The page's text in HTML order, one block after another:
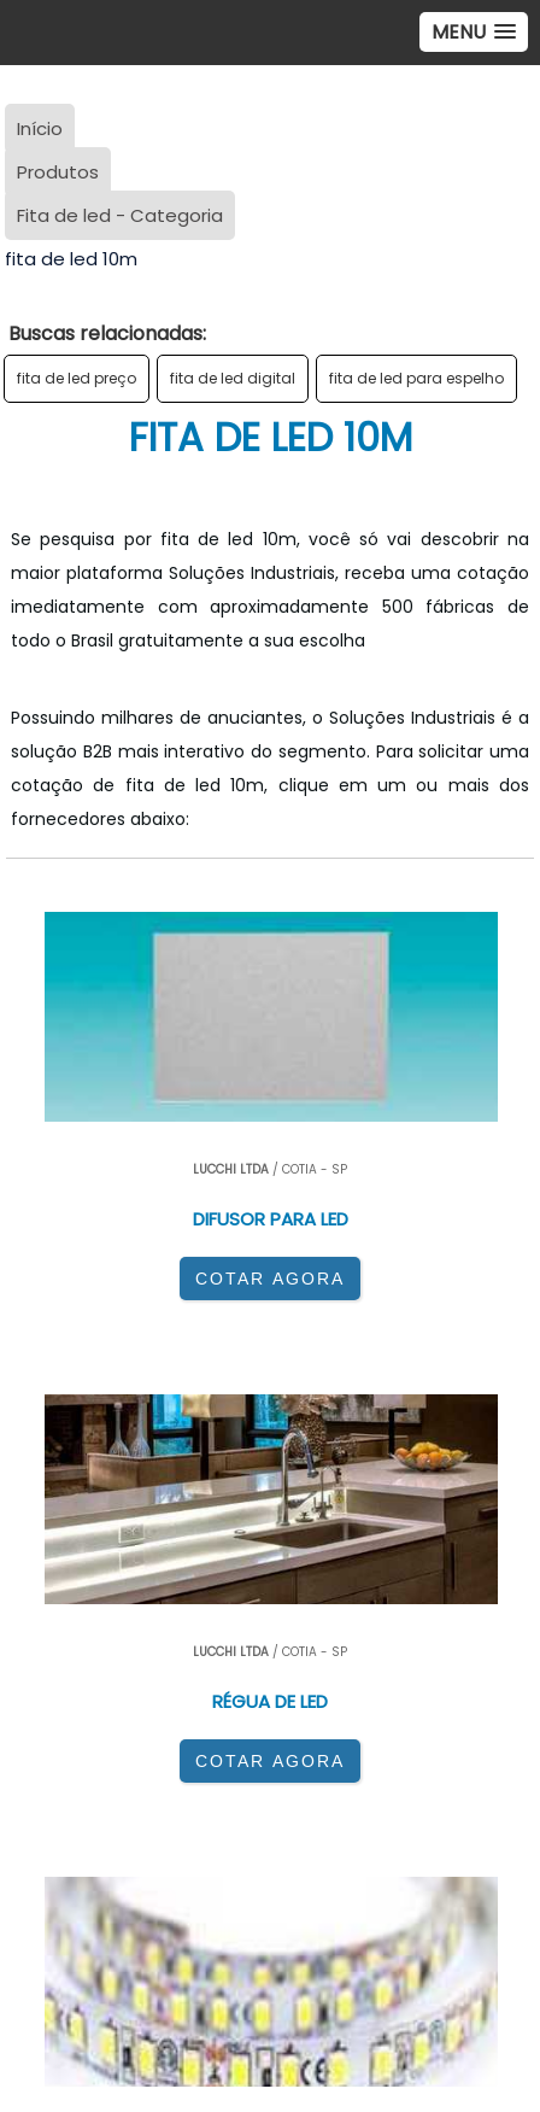
MENU
Início
Produtos
Fita de led - Categoria
fita de led 10m
Buscas relacionadas:
fita de led preço fita de led digital fita de led para espelho
FITA DE LED 10M
Se pesquisa por fita de led 10m, você só vai descobrir na
maior plataforma Soluções Industriais, receba uma cotação
imediatamente com aproximadamente 500 fábricas de
todo o Brasil gratuitamente a sua escolha
Possuindo milhares de anuciantes, o Soluções Industriais é a
solução B2B mais interativo do segmento. Para solicitar uma
cotação de fita de led 10m, clique em um ou mais dos
fornecedores abaixo:
LUCCHI LTDA / COTIA - SP
DIFUSOR PARA LED
COTAR AGORA
LUCCHI LTDA / COTIA - SP
RÉGUA DE LED
COTAR AGORA